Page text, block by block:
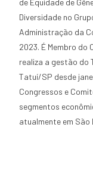
de Equidade de
Diversidade no
Administração da
2023. É Membro do
realiza a gestão do
Tatuí/SP desde
Congressos e
segmentos
atualmente em São